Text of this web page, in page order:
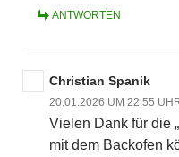
ANTWORTEN
Christian Spanik
20.01.2026 UM 22:55
Vielen Dank für die
mit dem Backofen